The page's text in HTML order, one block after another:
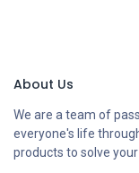
About Us
We are a team of
everyone's life
products to solve